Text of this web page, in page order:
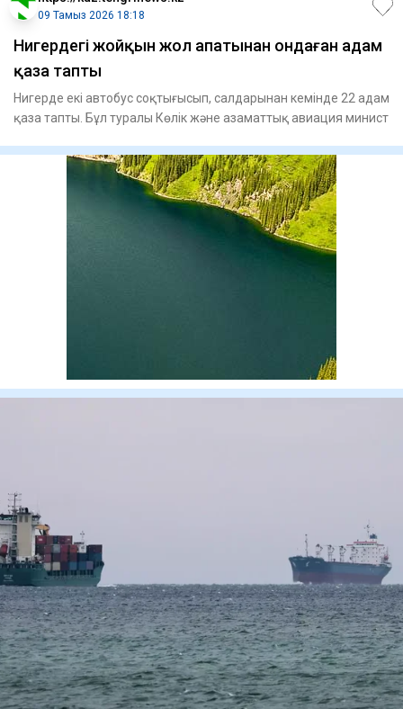
09 Тамыз 2026 18:18
Нигердегі жойқын жол апатынан ондаған адам
қаза тапты
Нигерде екі автобус соқтығысып, салдарынан кемінде 22 адам
қаза тапты. Бұл туралы Көлік және азаматтық авиация минист